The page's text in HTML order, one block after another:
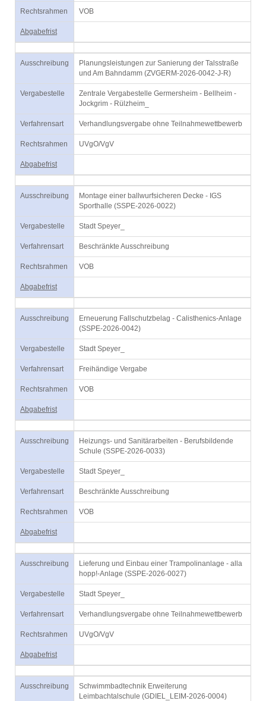
Rechtsrahmen VOB
Abgabefrist
Ausschreibung
Planungsleistungen zur Sanierung der Talsstraße
und Am Bahndamm (ZVGERM-2026-0042-J-R)
Vergabestelle
Zentrale Vergabestelle Germersheim - Bellheim -
Jockgrim - Rülzheim_
Verfahrensart Verhandlungsvergabe ohne Teilnahmewettbewerb
Rechtsrahmen UVgO/VgV
Abgabefrist
Ausschreibung
Montage einer ballwurfsicheren Decke - IGS
Sporthalle (SSPE-2026-0022)
Vergabestelle Stadt Speyer_
Verfahrensart Beschränkte Ausschreibung
Rechtsrahmen VOB
Abgabefrist
Ausschreibung
Erneuerung Fallschutzbelag - Calisthenics-Anlage
(SSPE-2026-0042)
Vergabestelle Stadt Speyer_
Verfahrensart Freihändige Vergabe
Rechtsrahmen VOB
Abgabefrist
Ausschreibung
Heizungs- und Sanitärarbeiten - Berufsbildende
Schule (SSPE-2026-0033)
Vergabestelle Stadt Speyer_
Verfahrensart Beschränkte Ausschreibung
Rechtsrahmen VOB
Abgabefrist
Ausschreibung
Lieferung und Einbau einer Trampolinanlage - alla
hopp!-Anlage (SSPE-2026-0027)
Vergabestelle Stadt Speyer_
Verfahrensart Verhandlungsvergabe ohne Teilnahmewettbewerb
Rechtsrahmen UVgO/VgV
Abgabefrist
Ausschreibung
Schwimmbadtechnik Erweiterung
Leimbachtalschule (GDIEL_LEIM-2026-0004)